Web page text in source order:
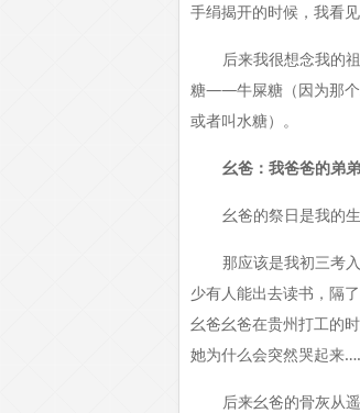
手绢揭开的时候，我看
后来我很想念我的
糖——牛屎糖（因为那个
或者叫水糖）。
幺爸：我爸爸的弟弟
幺爸的祭日是我的生
那应该是我初三考
少有人能出去读书，隔
幺爸幺爸在贵州打工的
她为什么会突然哭起来….
后来幺爸的骨灰从